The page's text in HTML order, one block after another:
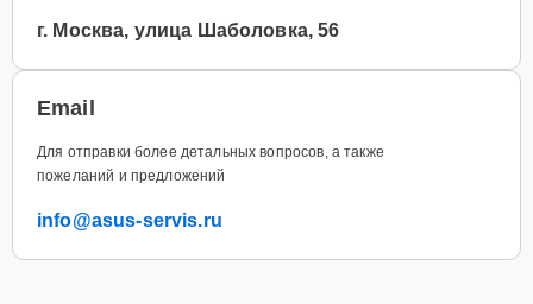
г. Москва, улица Шаболовка, 56
Email
Для отправки более детальных вопросов, а также
пожеланий и предложений
info@asus-servis.ru